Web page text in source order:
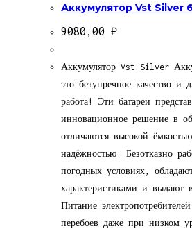
Аккумулятор Vst Silver
9080,00 ₽
Аккумулятор Vst Silver
это безупречное качество и
работа! Эти батареи
инновационное решение в
отличаются высокой
надёжностью. Безотказно
погодных условиях,
характеристиками и выдают
Питание
перебоев даже при низком